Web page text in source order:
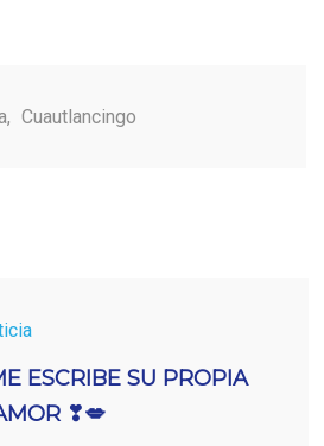
, Cuautlancingo
ESCRIBE SU PROPIA
❣💋